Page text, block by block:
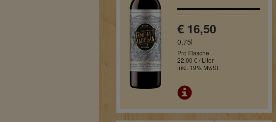
€ 16,50
0,75l
Pro Flasche
22,00 € / Liter
inkl. 19% MwSt.